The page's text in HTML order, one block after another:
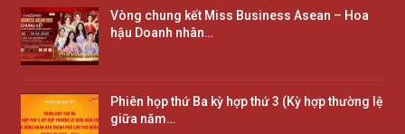
Vòng chung kết Miss Business Asean – Hoa
hậu Doanh nhân…
Phiên họp thứ Ba kỳ hợp thứ 3 (Kỳ hợp thường lệ
giữa năm…